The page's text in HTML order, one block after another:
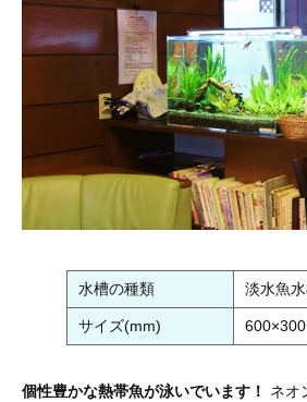
水槽の種類 淡水魚
サイズ(mm)
個性豊かな熱帯魚が泳いでいます！
ネオ